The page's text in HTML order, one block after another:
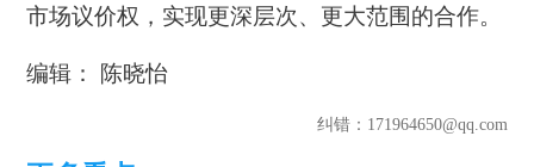
市场议价权，实现更深层次、更大范围的合作。
编辑： 陈晓怡
纠错：171964650@qq.com